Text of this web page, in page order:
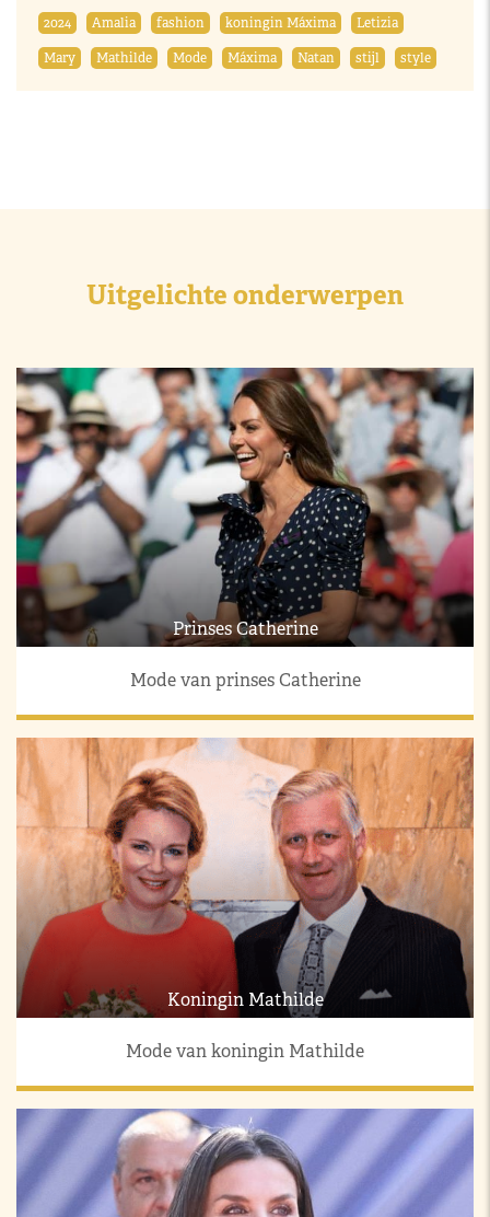
2024 Amalia fashion koningin Máxima
Letizia
Mary
Mathilde Mode Máxima Natan stijl style
Uitgelichte onderwerpen
Prinses Catherine
Mode van prinses Catherine
Koningin Mathilde
Mode van koningin Mathilde